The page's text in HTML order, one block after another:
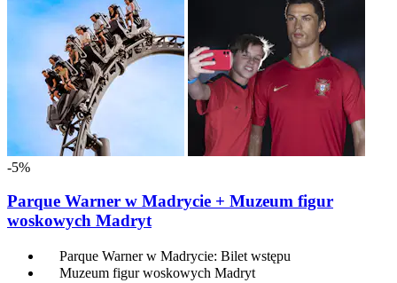
-5%
Parque Warner w Madrycie + Muzeum figur
woskowych Madryt
Parque Warner w Madrycie: Bilet wstępu
Muzeum figur woskowych Madryt